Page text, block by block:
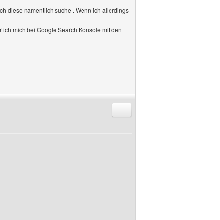
diese namentlich suche . Wenn ich allerdings
mich bei Google Search Konsole mit den